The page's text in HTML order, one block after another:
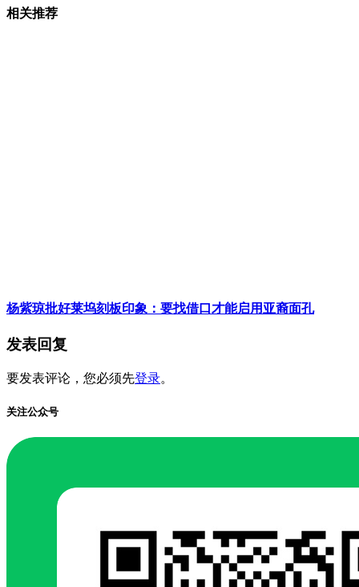
相关推荐
杨紫琼批好莱坞刻板印象：要找借口才能启用亚裔面孔
发表回复
要发表评论，您必须先登录。
关注公众号